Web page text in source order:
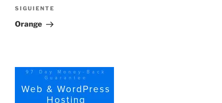
Siguiente
entrada
SIGUIENTE
Orange